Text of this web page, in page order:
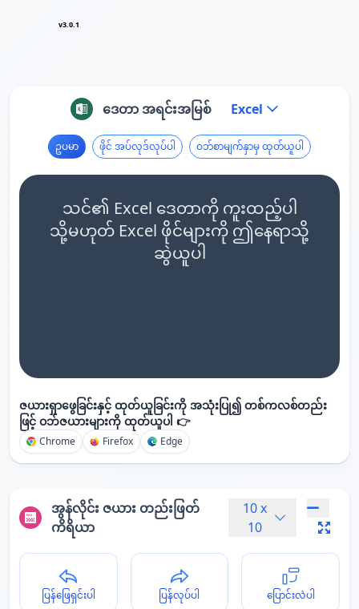
v3.0.1
ဒေတာ အရင်းအမြစ် Excel
ဥပမာ ဖိုင် အပ်လုဒ်လုပ်ပါ ဝဘ်စာမျက်နှာမှ ထုတ်ယူပါ
သင်၏ Excel ဒေတာကို ကူးထည့်ပါ
သို့မဟုတ် Excel ဖိုင်များကို ဤနေရာသို့
ဆွဲယူပါ
ဇယားရှာဖွေခြင်းနှင့် ထုတ်ယူခြင်းကို အသုံးပြု၍ တစ်ကလစ်တည်း
ဖြင့် ဝဘ်ဇယားများကို ထုတ်ယူပါ 👉
Chrome Firefox Edge
အွန်လိုင်း ဇယား တည်းဖြတ်
ကိရိယာ
10 x
10
ပြန်ဖြေရှင်းပါ ပြန်လုပ်ပါ ပြောင်းလဲပါ